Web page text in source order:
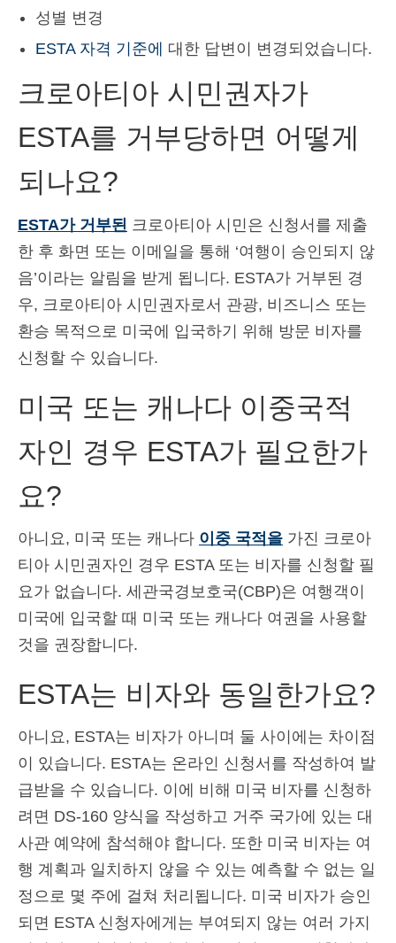
성별 변경
ESTA 자격 기준에
대한 답변이 변경되었습니다.
크로아티아 시민권자가
ESTA를 거부당하면 어떻게
되나요?
ESTA가 거부된 크로아티아 시민은 신청서를 제출
한 후 화면 또는 이메일을 통해 ‘여행이 승인되지 않
음’이라는 알림을 받게 됩니다. ESTA가 거부된 경
우, 크로아티아 시민권자로서 관광, 비즈니스 또는
환승 목적으로 미국에 입국하기 위해 방문 비자를
신청할 수 있습니다.
미국 또는 캐나다 이중국적
자인 경우 ESTA가 필요한가
요?
아니요, 미국 또는 캐나다 이중 국적을 가진 크로아
티아 시민권자인 경우 ESTA 또는 비자를 신청할 필
요가 없습니다. 세관국경보호국(CBP)은 여행객이
미국에 입국할 때 미국 또는 캐나다 여권을 사용할
것을 권장합니다.
ESTA는 비자와 동일한가요?
아니요, ESTA는 비자가 아니며 둘 사이에는 차이점
이 있습니다. ESTA는 온라인 신청서를 작성하여 발
급받을 수 있습니다. 이에 비해 미국 비자를 신청하
려면 DS-160 양식을 작성하고 거주 국가에 있는 대
사관 예약에 참석해야 합니다. 또한 미국 비자는 여
행 계획과 일치하지 않을 수 있는 예측할 수 없는 일
정으로 몇 주에 걸쳐 처리됩니다. 미국 비자가 승인
되면 ESTA 신청자에게는 부여되지 않는 여러 가지